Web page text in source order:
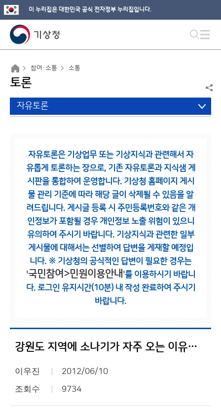
이 누리집은 대한민국 공식 전자정부 누리집입니다.
참여·소통 소통
토론
자유토론
자유토론은 기상업무 또는 기상지식과 관련해서 자
유롭게 토론하는 장으로, 기존 자유토론과 지식샘 게
시판을 통합하여 운영합니다. 기상청 홈페이지 게시
물 관리 기준에 따라 해당 글이 삭제될 수 있음을 알
려드립니다. 게시글 등록 시 주민등록번호와 같은 개
인정보가 포함될 경우 개인정보 노출 위험이 있으니
유의하여 주시기 바랍니다. 기상지식과 관련한 일부
게시물에 대해서는 선별하여 답변을 게재할 예정입
니다. ※ 기상청의 공식적인 답변이 필요한 경우는
'국민참여>민원이용안내 '를 이용하시기 바랍니
다. 로그인 유지시간(10분) 내 작성 완료하여 주시기
바랍니다.
강원도 지역에 소나기가 자주 오는 이유가 무엇일까요???
이우진 2012/06/10
조회수 9734